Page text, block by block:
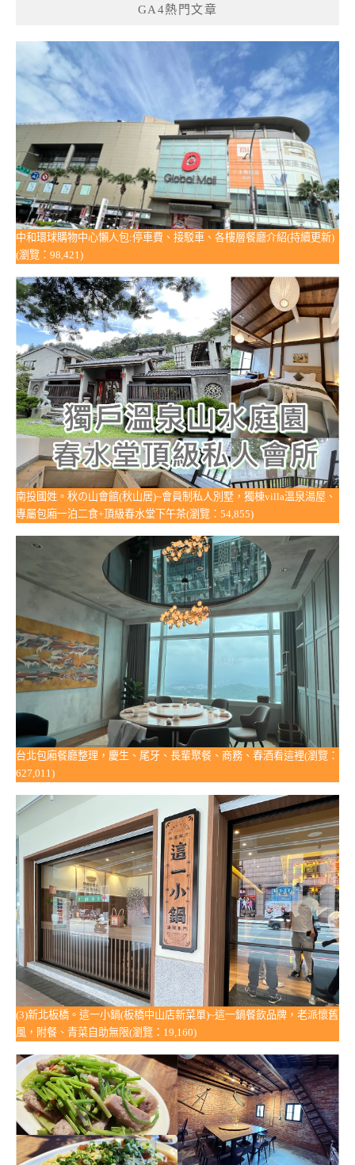
GA4熱門文章
中和環球購物中心懶人包:停車費、接駁車、各樓層餐廳介紹(持續更新)
(瀏覽：98,421)
南投國姓。秋の山會館(秋山居)~會員制私人別墅，獨棟villa溫泉湯屋、
專屬包廂一泊二食+頂級春水堂下午茶(瀏覽：54,855)
台北包廂餐廳整理，慶生、尾牙、長輩聚餐、商務、春酒看這裡(瀏覽：
627,011)
(3)新北板橋。這一小鍋(板橋中山店新菜單)~這一鍋餐飲品牌，老派懷舊
風，附餐、青菜自助無限(瀏覽：19,160)